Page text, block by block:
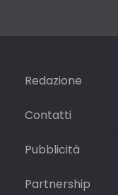
Redazione
Contatti
Pubblicità
Partnership